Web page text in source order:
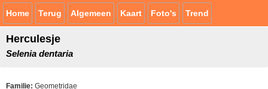
Home Terug Algemeen Kaart Foto's Trend
Herculesje
Selenia dentaria
Familie: Geometridae